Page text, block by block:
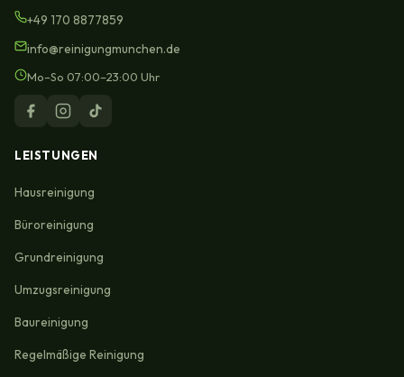
+49 170 8877859
info@reinigungmunchen.de
Mo–So 07:00–23:00 Uhr
LEISTUNGEN
Hausreinigung
Büroreinigung
Grundreinigung
Umzugsreinigung
Baureinigung
Regelmäßige Reinigung